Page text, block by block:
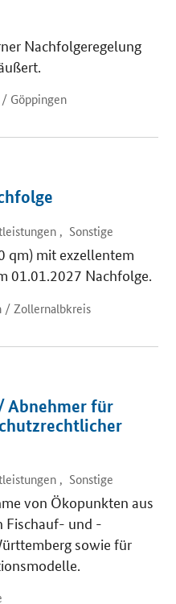
Nachfolgeregelung
Göppingen
, Sonstige
qm) mit exzellentem
01.01.2027 Nachfolge.
/ Zollernalbkreis
Abnehmer für
, Sonstige
von Ökopunkten aus
Fischauf- und -
sowie für